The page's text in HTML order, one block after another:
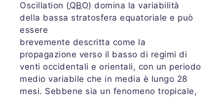
Oscillation (QBO) domina la variabilità
della bassa stratosfera equatoriale e può
essere
brevemente descritta come la
propagazione verso il basso di regimi di
venti occidentali e orientali, con un periodo
medio variabile che in media è lungo 28
mesi. Sebbene sia un fenomeno tropicale,